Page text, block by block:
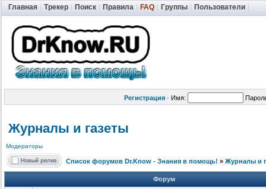
Главная Трекер Поиск Правила FAQ Группы Пользователи
Регистрация · Имя:
Журналы и газеты
Модераторы
Список форумов Dr.Know - Знания в помощь! » Журналы и
Форум